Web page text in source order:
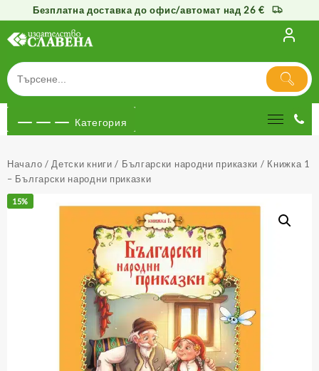
Безплатна доставка до офис/автомат над 26 €
съдържанието
Категория
Начало / Детски книги / Български народни приказки / Книжка 1
– Български народни приказки
15%